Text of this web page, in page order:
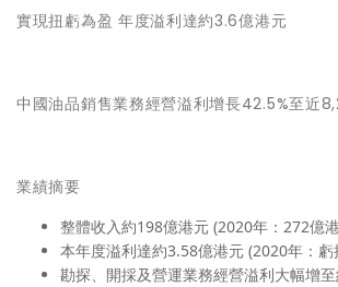
實現扭虧為盈 年度溢利達約3.6億港元
中國油品銷售業務經營溢利增長42.5%至近
業績摘要
整體收入約198億港元 (2020年：272億
本年度溢利達約3.58億港元 (2020年：
勘探、開採及營運業務經營溢利大幅增